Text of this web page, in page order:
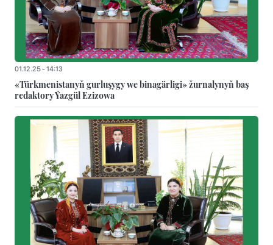
01.12.25 - 14:13
«Türkmenistanyň gurluşygy we binagärligi» žurnalynyň baş
redaktory Ýazgül Ezizowa